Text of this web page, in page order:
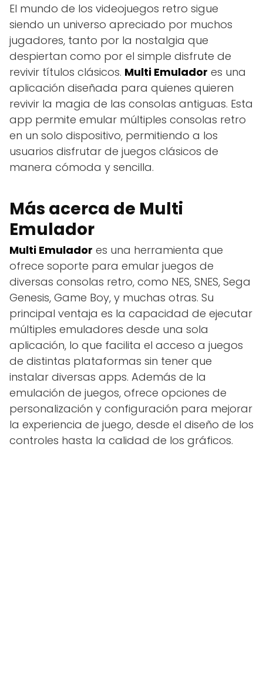
El mundo de los videojuegos retro sigue
siendo un universo apreciado por muchos
jugadores, tanto por la nostalgia que
despiertan como por el simple disfrute de
revivir títulos clásicos. Multi Emulador es una
aplicación diseñada para quienes quieren
revivir la magia de las consolas antiguas. Esta
app permite emular múltiples consolas retro
en un solo dispositivo, permitiendo a los
usuarios disfrutar de juegos clásicos de
manera cómoda y sencilla.
Más acerca de Multi
Emulador
Multi Emulador es una herramienta que
ofrece soporte para emular juegos de
diversas consolas retro, como NES, SNES, Sega
Genesis, Game Boy, y muchas otras. Su
principal ventaja es la capacidad de ejecutar
múltiples emuladores desde una sola
aplicación, lo que facilita el acceso a juegos
de distintas plataformas sin tener que
instalar diversas apps. Además de la
emulación de juegos, ofrece opciones de
personalización y configuración para mejorar
la experiencia de juego, desde el diseño de los
controles hasta la calidad de los gráficos.